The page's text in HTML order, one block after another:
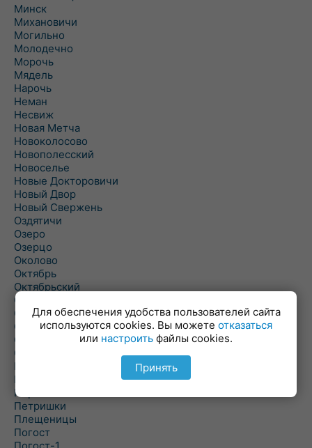
Минск
Михановичи
Могильно
Молодечно
Морочь
Мядель
Нарочь
Неман
Несвиж
Новая Метча
Новоколосово
Новополесский
Новоселье
Новые Докторовичи
Новый Двор
Новый Свержень
Оздятичи
Озеро
Озерцо
Околово
Октябрь
Октябрьский
Олехновичи
Омговичи
Оношки
Осовец
Острошицкий Городок
Пасека
Пастовичи
Першаи
Петришки
Плещеницы
Погост
Для обеспечения удобства пользователей сайта
используются cookies. Вы можете отказаться
или настроить файлы cookies.
Принять